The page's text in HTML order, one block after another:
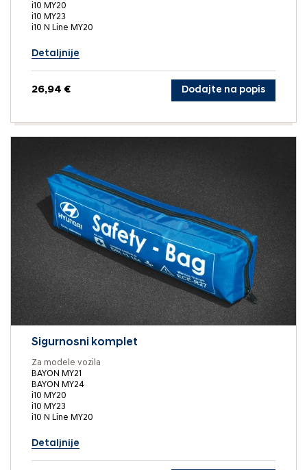
i10 MY20
i10 MY23
i10 N Line MY20
Detaljnije
26,94 € Dodajte na popis
Sigurnosni komplet
Za modele vozila
BAYON MY21
BAYON MY24
i10 MY20
i10 MY23
i10 N Line MY20
Detaljnije